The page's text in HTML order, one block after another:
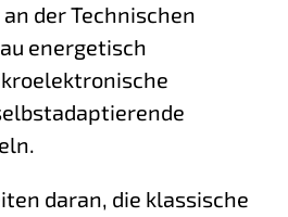
an der Technischen
energetisch
daran, die klassische